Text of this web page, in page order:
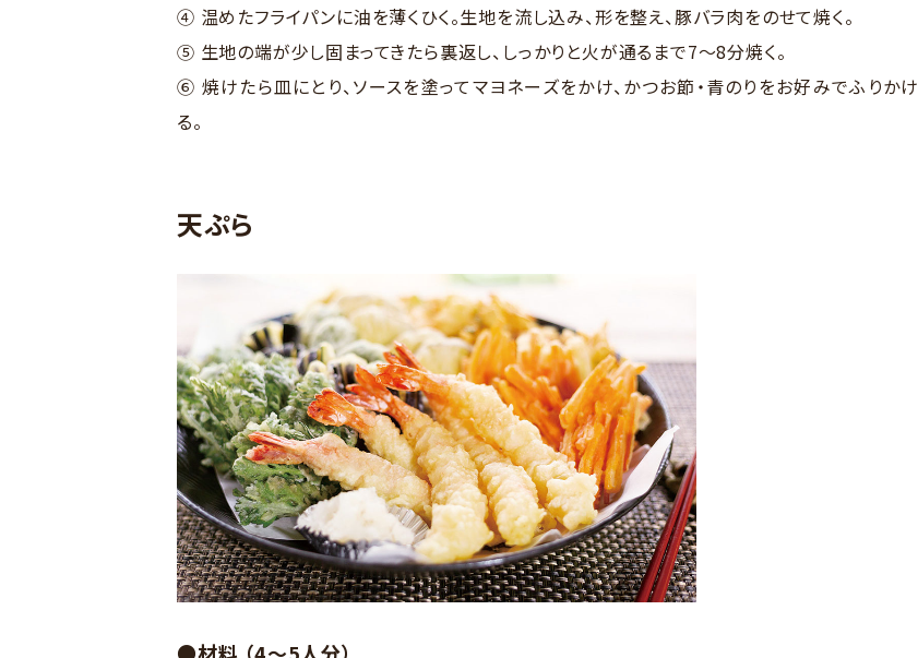
④ 温めたフライパンに油を薄くひく。生地を流し込み、形を整え、豚バラ肉をのせて焼く。
⑤ 生地の端が少し固まってきたら裏返し、しっかりと火が通るまで7～8分焼く。
⑥ 焼けたら皿にとり、ソースを塗ってマヨネーズをかけ、かつお節・青のりをお好みでふりかけ
る。
天ぷら
●材料 （4～5人分）